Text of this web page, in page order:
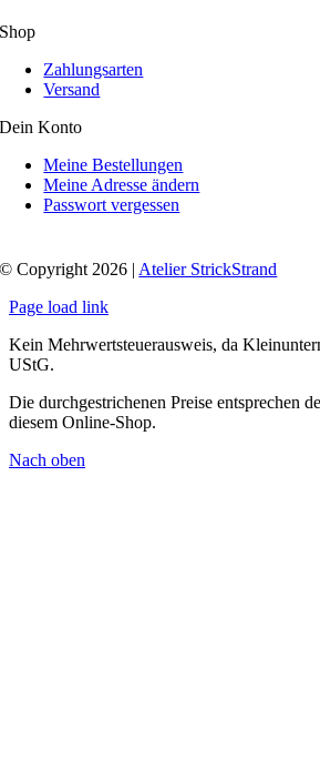
Shop
Zahlungsarten
Versand
Dein Konto
Meine Bestellungen
Meine Adresse ändern
Passwort vergessen
© Copyright 2026 |Atelier StrickStrand
Page load link
Kein Mehrwertsteuerausweis, da
UStG.
Die durchgestrichenen Preise entsprechen
diesem Online-Shop.
Nach oben